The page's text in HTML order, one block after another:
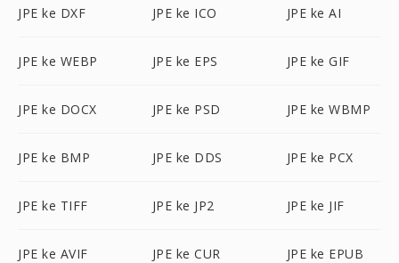
JPE ke DXF JPE ke ICO JPE ke AI
JPE ke WEBP JPE ke EPS JPE ke GIF
JPE ke DOCX JPE ke PSD JPE ke WBMP
JPE ke BMP JPE ke DDS JPE ke PCX
JPE ke TIFF JPE ke JP2 JPE ke JIF
JPE ke AVIF JPE ke CUR JPE ke EPUB